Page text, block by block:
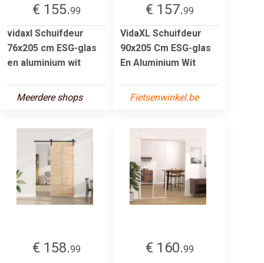
€ 155.99
vidaxl Schuifdeur
76x205 cm ESG-glas
en aluminium wit
Meerdere shops
€ 157.99
VidaXL Schuifdeur
90x205 Cm ESG-glas
En Aluminium Wit
Fietsenwinkel.be
€ 158.99 € 160.99